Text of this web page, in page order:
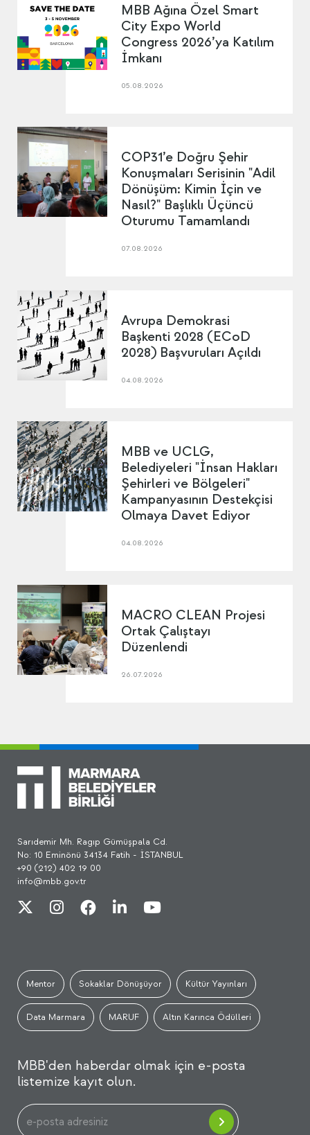
MBB Ağına Özel Smart
City Expo World
Congress 2026’ya Katılım
İmkanı
05.08.2026
COP31’e Doğru Şehir
Konuşmaları Serisinin "Adil
Dönüşüm: Kimin İçin ve
Nasıl?" Başlıklı Üçüncü
Oturumu Tamamlandı
07.08.2026
Avrupa Demokrasi
Başkenti 2028 (ECoD
2028) Başvuruları Açıldı
04.08.2026
MBB ve UCLG,
Belediyeleri "İnsan Hakları
Şehirleri ve Bölgeleri"
Kampanyasının Destekçisi
Olmaya Davet Ediyor
04.08.2026
MACRO CLEAN Projesi
Ortak Çalıştayı
Düzenlendi
26.07.2026
Sarıdemir Mh. Ragıp Gümüşpala Cd.
No: 10 Eminönü 34134 Fatih - İSTANBUL
+90 (212) 402 19 00
info@mbb.gov.tr
Mentor Sokaklar Dönüşüyor Kültür Yayınları
Data Marmara MARUF Altın Karınca Ödülleri
MBB'den haberdar olmak için e-posta
listemize kayıt olun.